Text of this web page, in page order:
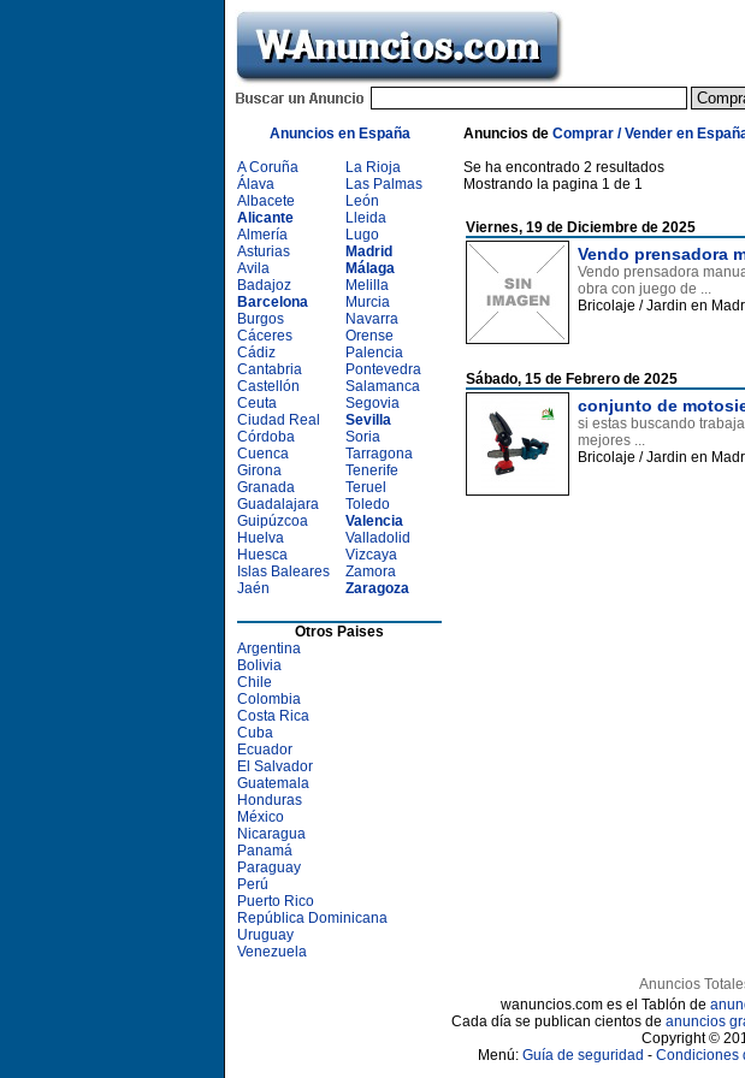
Anuncios en España
A Coruña
Álava
Albacete
Alicante
Almería
Asturias
Avila
Badajoz
Barcelona
Burgos
Cáceres
Cádiz
Cantabria
Castellón
Ceuta
Ciudad Real
Córdoba
Cuenca
Girona
Granada
Guadalajara
Guipúzcoa
Huelva
Huesca
Islas Baleares
Jaén
La Rioja
Las Palmas
León
Lleida
Lugo
Madrid
Málaga
Melilla
Murcia
Navarra
Orense
Palencia
Pontevedra
Salamanca
Segovia
Sevilla
Soria
Tarragona
Tenerife
Teruel
Toledo
Valencia
Valladolid
Vizcaya
Zamora
Zaragoza
Otros Paises
Argentina
Bolivia
Chile
Colombia
Costa Rica
Cuba
Ecuador
El Salvador
Guatemala
Honduras
México
Nicaragua
Panamá
Paraguay
Perú
Puerto Rico
República Dominicana
Uruguay
Venezuela
Anuncios de Comprar / Vender en
Se ha encontrado 2 resultados
Mostrando la pagina 1 de 1
Viernes, 19 de Diciembre de 2025
Vendo prensadora
Vendo prensadora
obra con juego de ...
Bricolaje / Jardin en
Sábado, 15 de Febrero de 2025
conjunto de
si estas buscando
mejores ...
Bricolaje / Jardin en
Anuncios
wanuncios.com es el Tablón de
Cada día se publican cientos de anuncios
Copyright ©
Menú: Guía de seguridad - Condiciones